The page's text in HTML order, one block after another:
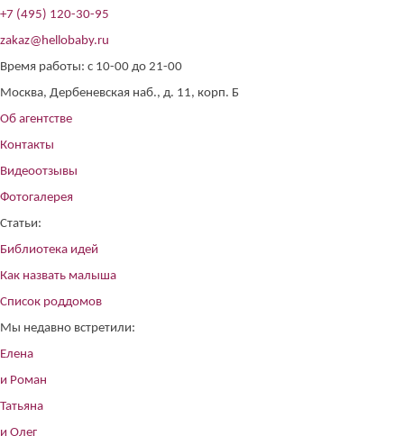
+7 (495) 120-30-95
zakaz@hellobaby.ru
Время работы: с 10-00 до 21-00
Москва, Дербеневская наб., д. 11, корп. Б
Об агентстве
Контакты
Видеоотзывы
Фотогалерея
Статьи:
Библиотека идей
Как назвать малыша
Список роддомов
Мы недавно встретили:
Елена
и Роман
Татьяна
и Олег